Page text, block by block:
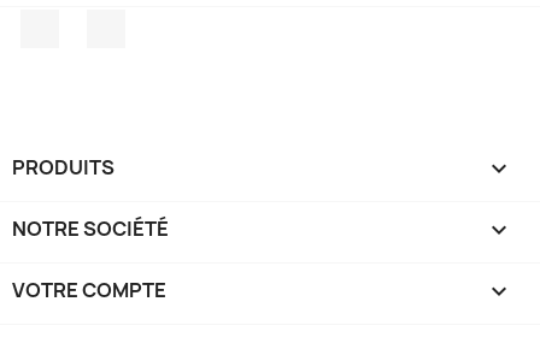
PRODUITS 
NOTRE SOCIÉTÉ 
VOTRE COMPTE 